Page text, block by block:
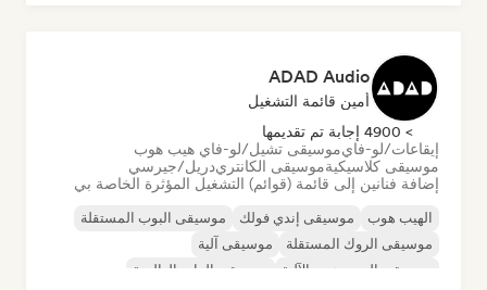
ADAD Audio
أمين قائمة التشغيل
> 4900 إجابة تم تقديمها
إيقاعات/لو-فايموسيقى تشيل/لو-فاي هيب هوب
موسيقى كلاسيكيةموسيقى الكانتريدريل/جيرسي
إضافة فنانين إلى قائمة (قوائم) التشغيل المؤثرة الخاصة بي
الهيب هوب موسيقى إندي فولك
موسيقى البوب المستقلة
موسيقى الروك المستقلة
موسيقى آلية
موسيقى الهيب هوب الآلية
موسيقى الراب العالمية